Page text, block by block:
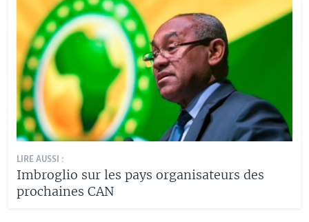
LIRE AUSSI :
Imbroglio sur les pays organisateurs des
prochaines CAN